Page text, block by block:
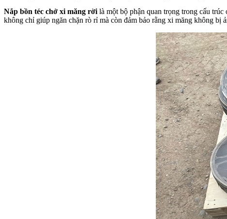
Nắp bồn téc chở xi măng rời là một bộ phận quan trọng trong cấu
không chỉ giúp ngăn chặn rò rỉ mà còn đảm bảo rằng xi măng không bị